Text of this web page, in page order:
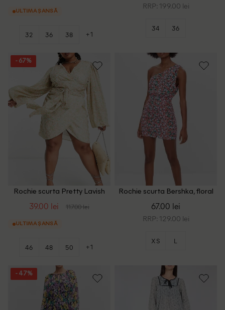
ULTIMA ȘANSĂ
32 36 38 +1
RRP: 199.00 lei
34 36
- 67%
Rochie scurta Pretty Lavish
39.00 lei 117.00 lei
ULTIMA ȘANSĂ
46 48 50 +1
Rochie scurta Bershka, floral
67.00 lei
RRP: 129.00 lei
XS L
- 47%